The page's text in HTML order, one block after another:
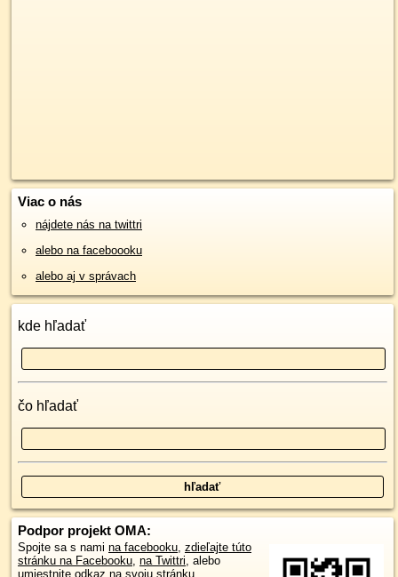
Viac o nás
nájdete nás na twittri
alebo na faceboooku
alebo aj v správach
kde hľadať
čo hľadať
Podpor projekt OMA:
Spojte sa s nami na facebooku, zdieľajte túto
stránku na Facebooku, na Twittri, alebo
umiestnite odkaz na svoju stránku.